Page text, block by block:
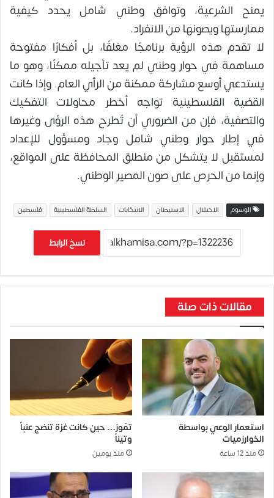
يمنح الشرعية، وتوافق وطني شامل يحدد كيفية
ممارستها ويصونها من الانفراد.
لا تقدم هذه الرؤية برنامجًا مغلقًا، بل أفكارًا مفتوحة
مساهمة في حوار وطني لم يعد تأجيله ممكنًا، وهو ما
يستدعي أوسع مشاركة ممكنة من الرأي العام. وإذا كانت
القضية الفلسطينية تواجه أخطر محاولات التفكيك
والتصفية، فإن من الضروري أن تُطرح هذه الرؤى وغيرها
في إطار حوار وطني شامل وجاد ومسؤول للإعداد
لمستقبل لا يتشكل من منطلق المحافظة على المواقع،
وإنما من الحرص على صون المصير الوطني.
الوسوم الاحتلال الاستيطان الانتخابات السلطة الفلسطينية فلسطين
نسخ الرابط
مقالات ذات صلة
استعمار الوعي بواسطة
الخوارزميات
منذ 12 ساعة
تمّوز… حين كانت غزة تنضج عنباً
وتيناً
منذ يومين